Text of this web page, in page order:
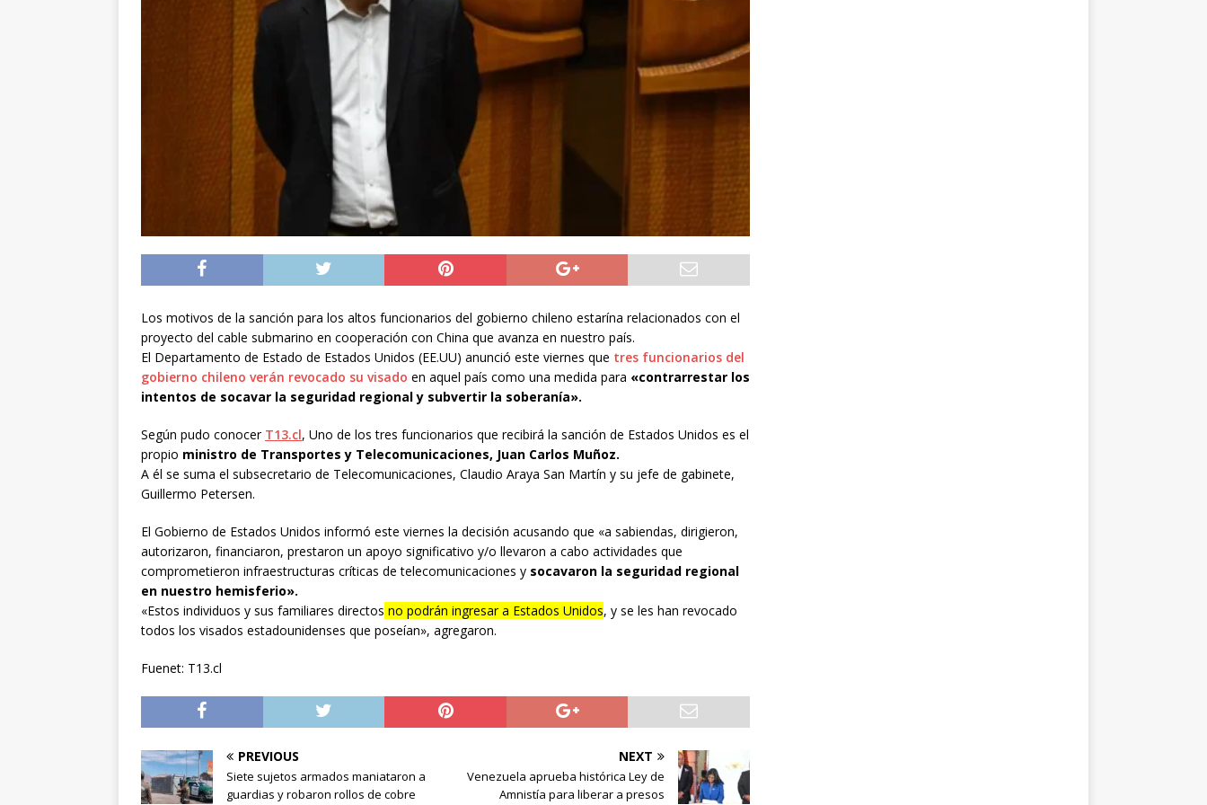
noviembre
INTERNACIONAL
[ 06/08/2026 ]
Alerta preventiva por influenza aviar tras nuevo hallazgo de ave
silvestre positiva en Iquique
[ 07/08/2026 ]
A 81 años del ataque en Hiroshima, Japón se abre a tener bombas
nucleares
INTERNACIONAL
Los motivos de la sanción para los altos funcionarios del gobierno chileno estarína relacionados con el
proyecto del cable submarino en cooperación con China que avanza en nuestro país.
El Departamento de Estado de Estados Unidos (EE.UU) anunció este viernes que tres funcionarios del
gobierno chileno verán revocado su visado en aquel país como una medida para «contrarrestar los
intentos de socavar la seguridad regional y subvertir la soberanía».
Según pudo conocer T13.cl, Uno de los tres funcionarios que recibirá la sanción de Estados Unidos es el
propio ministro de Transportes y Telecomunicaciones, Juan Carlos Muñoz.
A él se suma el subsecretario de Telecomunicaciones, Claudio Araya San Martín y su jefe de gabinete,
Guillermo Petersen.
El Gobierno de Estados Unidos informó este viernes la decisión acusando que «a sabiendas, dirigieron,
autorizaron, financiaron, prestaron un apoyo significativo y/o llevaron a cabo actividades que
comprometieron infraestructuras críticas de telecomunicaciones y socavaron la seguridad regional
en nuestro hemisferio».
«Estos individuos y sus familiares directos no podrán ingresar a Estados Unidos, y se les han revocado
todos los visados estadounidenses que poseían», agregaron.
Fuenet: T13.cl
PREVIOUS
Siete sujetos armados maniataron a
guardias y robaron rollos de cobre
NEXT
Venezuela aprueba histórica Ley de
Amnistía para liberar a presos